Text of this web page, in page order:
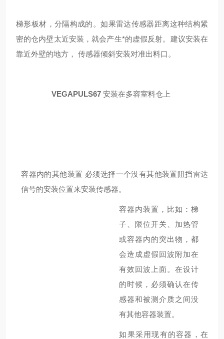
梯形板材，分隔构成的。如果雷达传感器距离这种结构紧
密的仓内壁太近安装，就会产生*的虚假反射。建议安装在
靠近外壁的地方， 传感器倾斜安装对准出料口。
VEGAPULS67 安装在多容室料仓上
容器内的其他装置 必须选择一个没有其他装置阻挡雷达
信号的安装位置来安装传感器。
容器内装置，比如：梯
子、限位开关、加热管
或容器内的突出物，都
会造成虚假回波附加在
有效回波上面。在设计
的时候，必须确认在传
感器和被测介质之间没
有其他容器装置。
如果采用现有的容器，在